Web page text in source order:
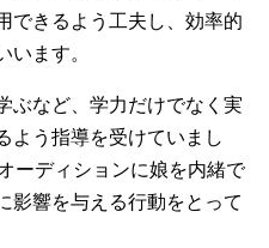
できるよう工夫し、効率的
います。
ぶなど、学力だけでなく実
よう指導を受けていまし
ーディションに娘を内緒で
影響を与える行動をとって